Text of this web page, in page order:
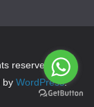
reserved.
by WordPress.